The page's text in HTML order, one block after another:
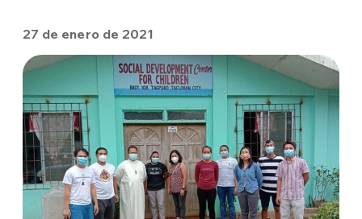
27 de enero de 2021